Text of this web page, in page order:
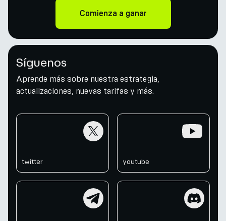
Comienza a ganar
Síguenos
Aprende más sobre nuestra estrategia,
actualizaciones, nuevas tarifas y más.
twitter youtube